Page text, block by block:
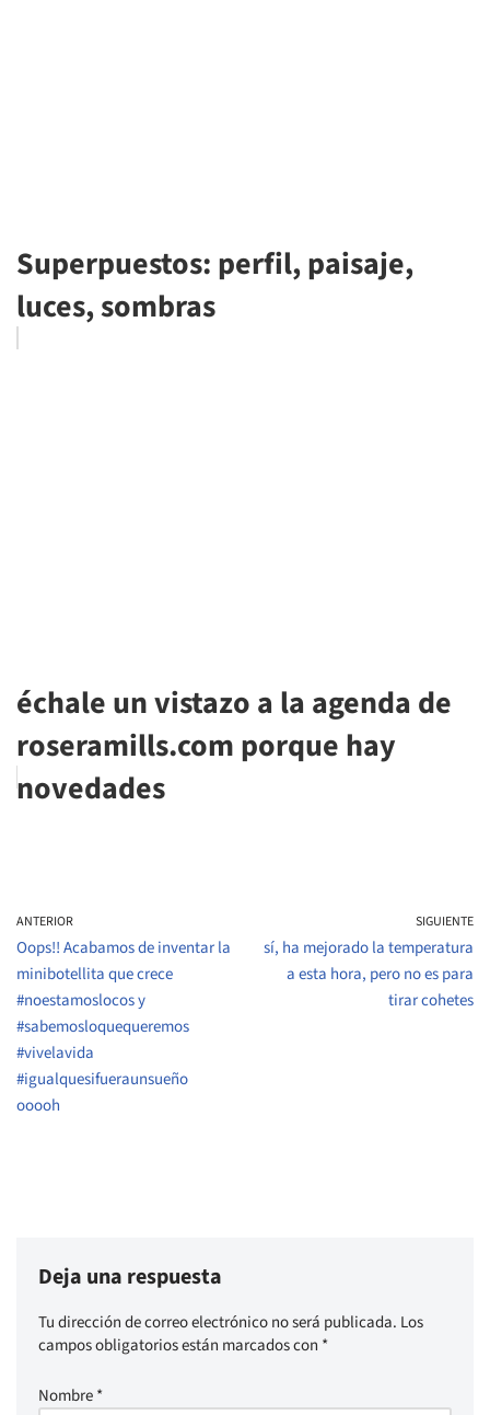
Superpuestos: perfil, paisaje,
luces, sombras
échale un vistazo a la agenda de
roseramills.com porque hay
novedades
ANTERIOR
Oops!! Acabamos de inventar la
minibotellita que crece
#noestamoslocos y
#sabemosloquequeremos
#vivelavida
#igualquesifueraunsueño
ooooh
SIGUIENTE
sí, ha mejorado la temperatura
a esta hora, pero no es para
tirar cohetes
Deja una respuesta
Tu dirección de correo electrónico no será publicada. Los
campos obligatorios están marcados con *
Nombre*